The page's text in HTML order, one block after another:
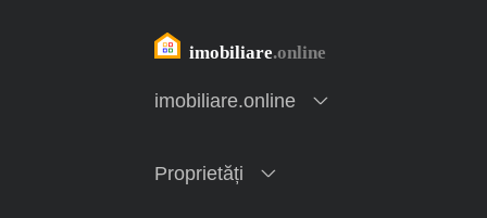
imobiliare.online
Proprietăți